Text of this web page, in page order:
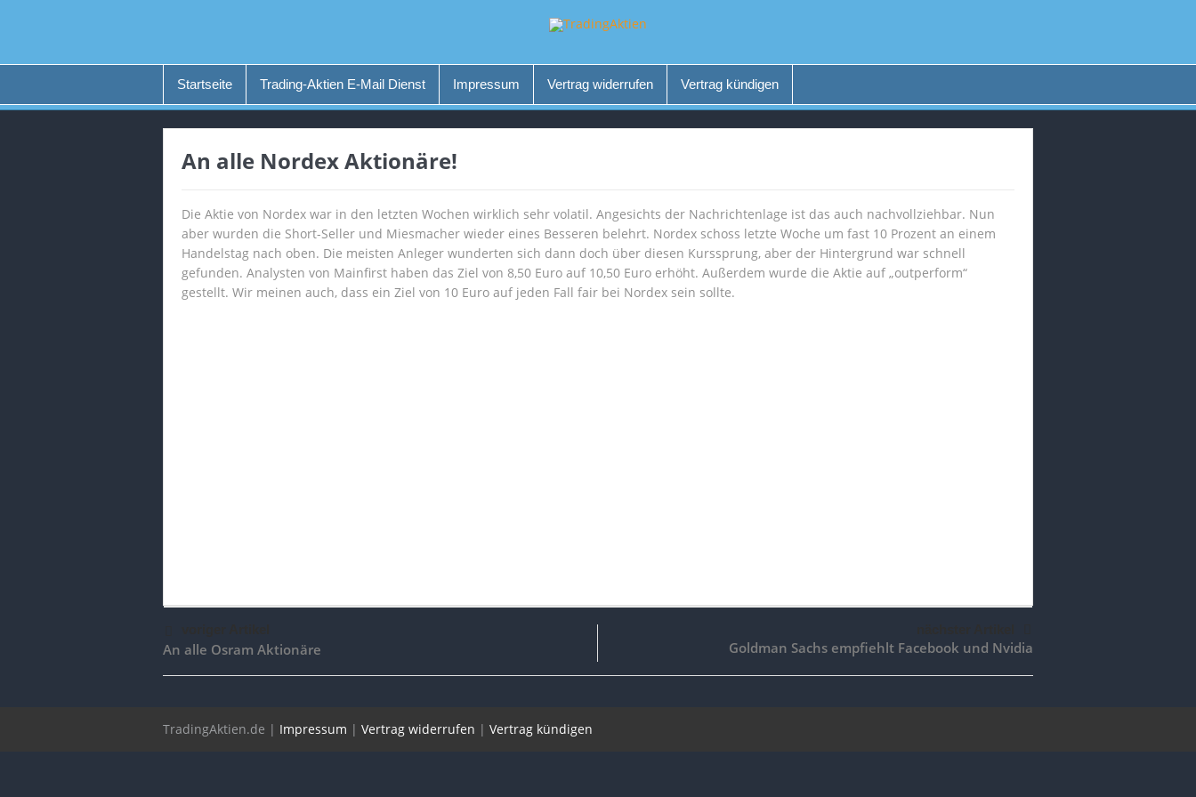
Startseite Trading-Aktien E-Mail Dienst Impressum Vertrag widerrufen Vertrag kündigen
An alle Nordex Aktionäre!
Die Aktie von Nordex war in den letzten Wochen wirklich sehr volatil. Angesichts der Nachrichtenlage ist das auch nachvollziehbar. Nun
aber wurden die Short-Seller und Miesmacher wieder eines Besseren belehrt. Nordex schoss letzte Woche um fast 10 Prozent an einem
Handelstag nach oben. Die meisten Anleger wunderten sich dann doch über diesen Kurssprung, aber der Hintergrund war schnell
gefunden. Analysten von Mainfirst haben das Ziel von 8,50 Euro auf 10,50 Euro erhöht. Außerdem wurde die Aktie auf „outperform“
gestellt. Wir meinen auch, dass ein Ziel von 10 Euro auf jeden Fall fair bei Nordex sein sollte.
An alle Osram Aktionäre Goldman Sachs empfiehlt Facebook und Nvidia
TradingAktien.de | Impressum | Vertrag widerrufen | Vertrag kündigen